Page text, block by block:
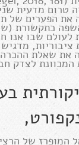
טרום מדעית
הפערים של
שבו אנו
מדגיש
את שאלת ההכרה
המכוונת לצדק
המופרז של